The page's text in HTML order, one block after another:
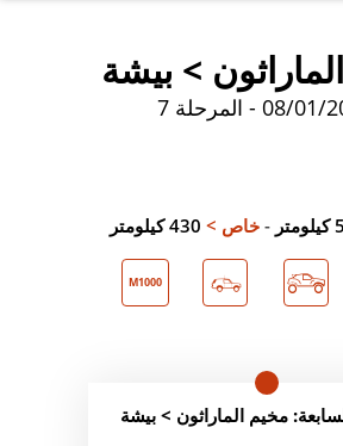
> بيشة
- المرحلة 7
- خاص > 430 كيلومتر
M1000
مخيم الماراثون > بيشة